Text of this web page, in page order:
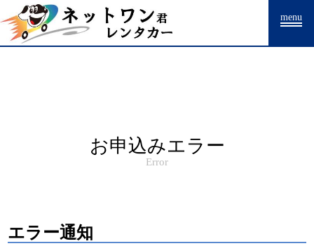
Warning: Undefined array key "HTTP_ACCEPT_LANGUAGE" in
/home/drpnw/netwankun.com/public_html/include/access_log.phpon
line15
menu
お申込みエラー
Error
エラー通知